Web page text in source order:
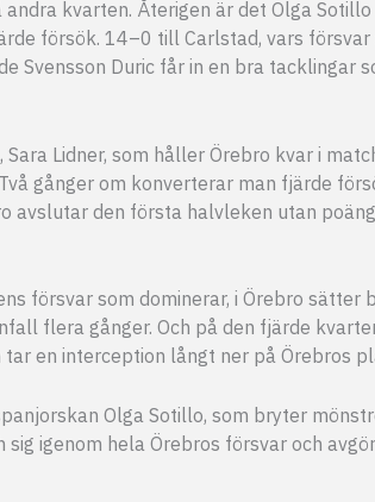
kvarten. Återigen är det Olga
försök. 14–0 till Carlstad, vars
Svensson Duric får in en bra tacklingar
Lidner, som håller Örebro kvar i
gånger om konverterar man fjärde
avslutar den första halvleken utan
försvar som dominerar, i Örebro sätter
flera gånger. Och på den fjärde
en interception långt ner på Örebros
Olga Sotillo, som bryter
igenom hela Örebros försvar och